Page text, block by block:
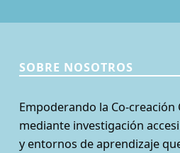
SOBRE NOSOTROS
Empoderando la Co-creación
mediante investigación
y entornos de aprendizaje